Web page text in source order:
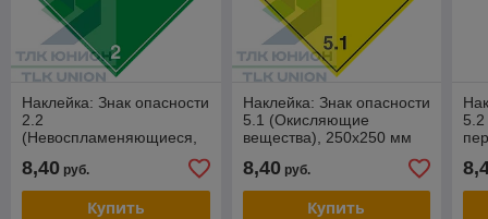
Наклейка: Знак опасности
2.2
(Невоспламеняющиеся,
250х250 мм (белые
надпись и изображение)
8,40 руб.
Купить
Наклейка: Знак опасности
5.1 (Окисляющие
вещества), 250х250 мм
8,40руб.
Купить
5.2